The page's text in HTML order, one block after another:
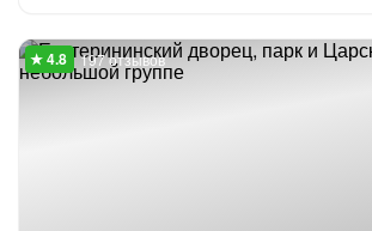
197 отзывов